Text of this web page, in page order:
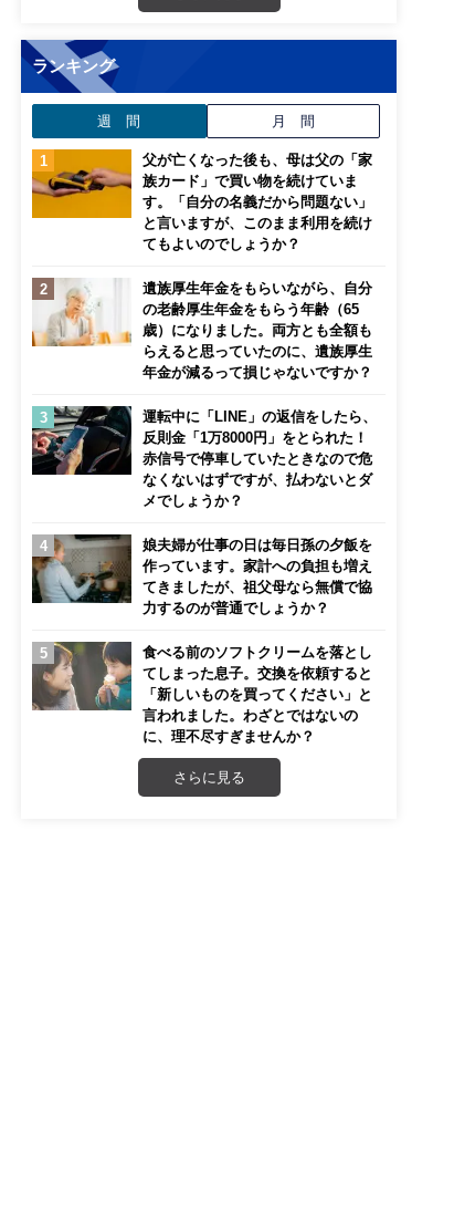
ランキング
週 間 月 間
父が亡くなった後も、母は父の「家
族カード」で買い物を続けていま
す。「自分の名義だから問題ない」
と言いますが、このまま利用を続け
てもよいのでしょうか？
遺族厚生年金をもらいながら、自分
の老齢厚生年金をもらう年齢（65
歳）になりました。両方とも全額も
らえると思っていたのに、遺族厚生
年金が減るって損じゃないですか？
運転中に「LINE」の返信をしたら、
反則金「1万8000円」をとられた！
赤信号で停車していたときなので危
なくないはずですが、払わないとダ
メでしょうか？
娘夫婦が仕事の日は毎日孫の夕飯を
作っています。家計への負担も増え
てきましたが、祖父母なら無償で協
力するのが普通でしょうか？
食べる前のソフトクリームを落とし
てしまった息子。交換を依頼すると
「新しいものを買ってください」と
言われました。わざとではないの
に、理不尽すぎませんか？
さらに見る